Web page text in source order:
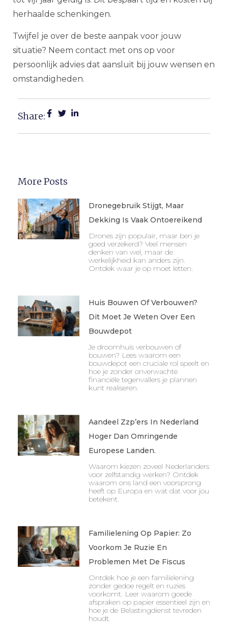
herhaalde schenkingen.
Twijfel je over de beste aanpak voor jouw
situatie? Neem contact met ons op voor
persoonlijk advies dat aansluit bij jouw wensen en
omstandigheden.
Share:
More Posts
Dronegebruik Stijgt, Maar
Dekking Is Vaak Ontoereikend
Drones zijn populair, maar ben je
goed verzekerd? Veel mensen
denken van wel, maar de
werkelijkheid kan anders zijn.
Ontdek waar je op moet letten.
Huis Bouwen Of Verbouwen?
Dit Moet Je Weten Over Een
Bouwdepot
Je droomhuis verbouwen of
bouwen? Lees waarom een
bouwdepot een cruciale rol speelt en
hoe je zonder onverwachte
financiële tegenvallers je plannen
kunt realiseren.
Aandeel Zzp’ers In Nederland
Hoger Dan Omringende
Europese Landen.
Waarom kiezen zoveel Nederlanders
voor zelfstandig werken? Ontdek
waarom ons land een voorsprong
heeft op Europa en wat dat voor jou
betekent.
Familielening Op Papier: Zo
Voorkom Je Ruzie En
Problemen Met De Fiscus
Ontdek hoe je een familielening
zonder gedoe regelt en ruzies
voorkomt. Leer waarom goede
afspraken op papier essentieel zijn en
hoe je de Belastingdienst tevreden
houdt.